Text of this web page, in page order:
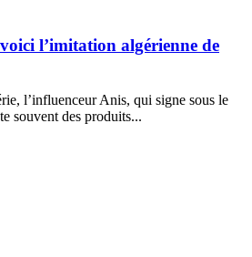
l’imitation algérienne de
l’influenceur Anis, qui signe sous le
souvent des produits...